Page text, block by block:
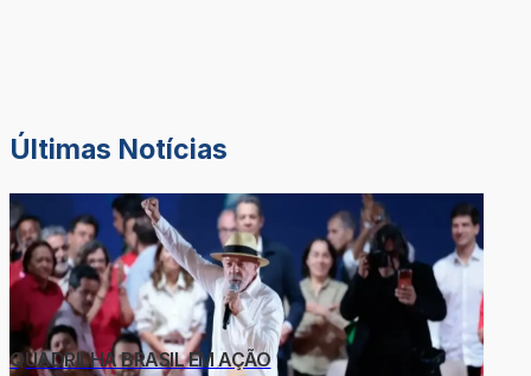
Últimas Notícias
QUADRILHA BRASIL EM AÇÃO